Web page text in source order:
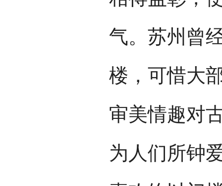
点；同时具
雕 族风格。
大门、廊子
以花卉为主